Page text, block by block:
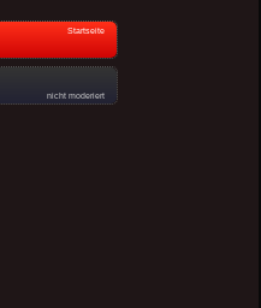
Startseite
nicht moderiert